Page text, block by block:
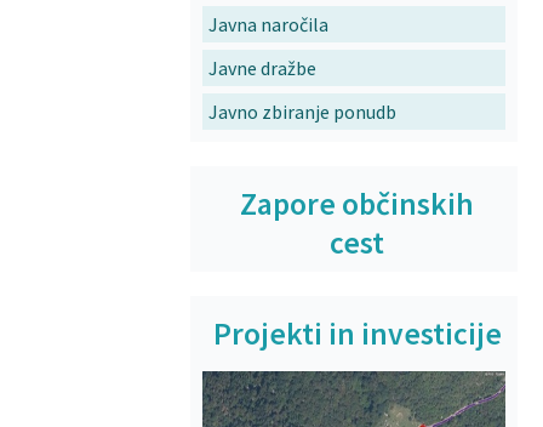
Javna naročila
Javne dražbe
Javno zbiranje ponudb
Zapore občinskih
cest
Projekti in investicije